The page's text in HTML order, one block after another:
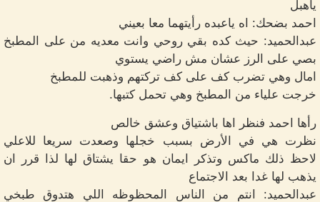
ياهبل
احمد بضحك: اه ياعبده رأيتهما معا بعيني
عبدالحميد: حيث كده بقي روحي وانت معديه من على المطبخ
بصي على الرز عشان مش راضي يستوي
امال وهي تضرب كف على كف تركتهم وذهبت للمطبخ
خرجت علياء من المطبخ وهي تحمل كتبها.
رأها احمد فنظر اها باشتياق وعشق خالص
نظرت هي في الأرض بسبب خجلها وصعدت سريعا للاعلي
لاحظ ذلك ماكس وتذكر ايمان هو حقا يشتاق لها لذا قرر ان
يذهب لها غدا بعد الاجتماع
عبدالحميد: انتم من الناس المحظوظه اللي هتدوق طبخي